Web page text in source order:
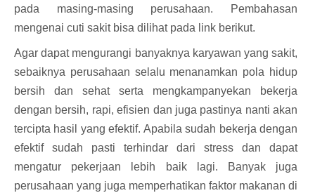
pada masing-masing perusahaan. Pembahasan
mengenai cuti sakit bisa dilihat pada link berikut.
Agar dapat mengurangi banyaknya karyawan yang sakit,
sebaiknya perusahaan selalu menanamkan pola hidup
bersih dan sehat serta mengkampanyekan bekerja
dengan bersih, rapi, efisien dan juga pastinya nanti akan
tercipta hasil yang efektif. Apabila sudah bekerja dengan
efektif sudah pasti terhindar dari stress dan dapat
mengatur pekerjaan lebih baik lagi. Banyak juga
perusahaan yang juga memperhatikan faktor makanan di